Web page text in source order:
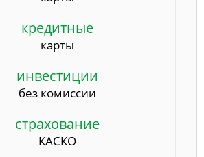
кредитные
карты
инвестиции
без комиссии
страхование
КАСКО